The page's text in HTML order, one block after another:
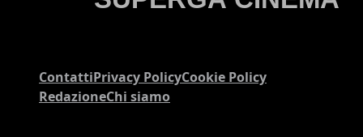
ContattiPrivacy PolicyCookie Policy
RedazioneChi siamo